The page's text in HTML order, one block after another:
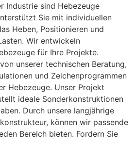
Industrie sind Hebezeuge
Sie mit individuellen
Heben, Positionieren und
Wir entwickeln
für Ihre Projekte.
unserer technischen Beratung,
und Zeichenprogrammen
Hebezeuge. Unser Projekt
ideale Sonderkonstruktionen
Durch unsere langjährige
können wir passende
Bereich bieten. Fordern Sie